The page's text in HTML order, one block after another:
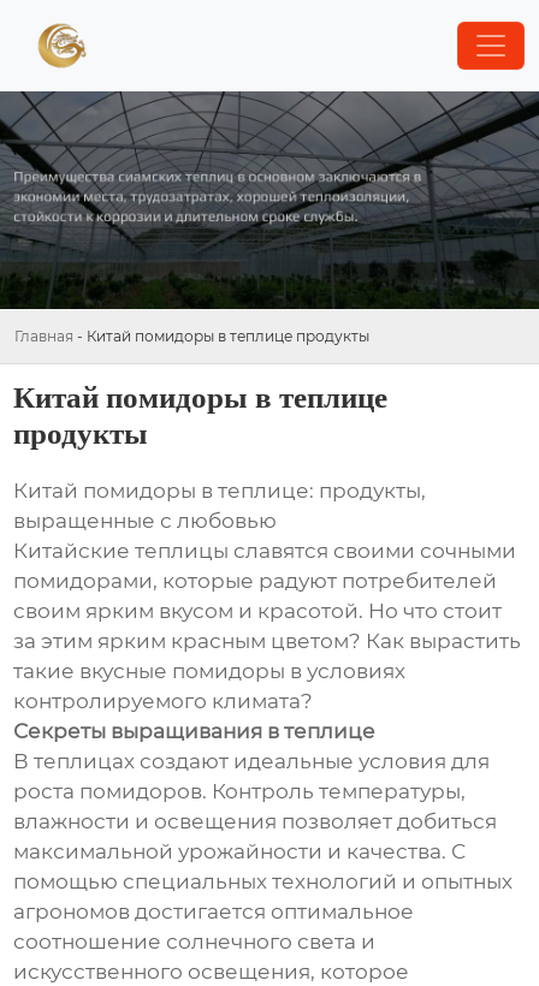
Главная - Китай помидоры в теплице продукты
Китай помидоры в теплице
продукты
Китай помидоры в теплице: продукты,
выращенные с любовью
Китайские теплицы славятся своими сочными
помидорами, которые радуют потребителей
своим ярким вкусом и красотой. Но что стоит
за этим ярким красным цветом? Как вырастить
такие вкусные помидоры в условиях
контролируемого климата?
Секреты выращивания в теплице
В теплицах создают идеальные условия для
роста помидоров. Контроль температуры,
влажности и освещения позволяет добиться
максимальной урожайности и качества. С
помощью специальных технологий и опытных
агрономов достигается оптимальное
соотношение солнечного света и
искусственного освещения, которое